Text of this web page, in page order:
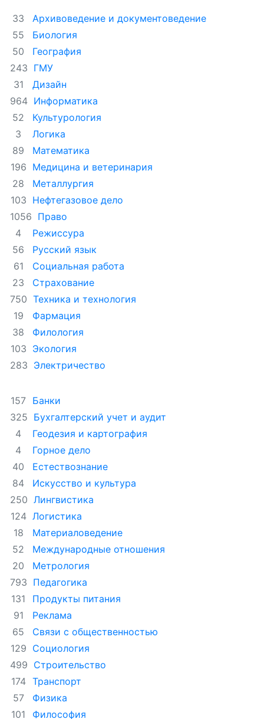
33
Архивоведение и документоведение
55
Биология
50
География
243 ГМУ
31
Дизайн
964 Информатика
52
Культурология
3
Логика
89
Математика
196 Медицина и ветеринария
28
Металлургия
103 Нефтегазовое дело
1056 Право
4
Режиссура
56
Русский язык
61
Социальная работа
23
Страхование
750 Техника и технология
19
Фармация
38
Филология
103 Экология
283 Электричество
157 Банки
325 Бухгалтерский учет и аудит
4
Геодезия и картография
4
Горное дело
40
Естествознание
84
Искусство и культура
250 Лингвистика
124 Логистика
18
Материаловедение
52
Международные отношения
20
Метрология
793 Педагогика
131
Продукты питания
91
Реклама
65
Связи с общественностью
129 Социология
499 Строительство
174 Транспорт
57
Физика
101
Философия